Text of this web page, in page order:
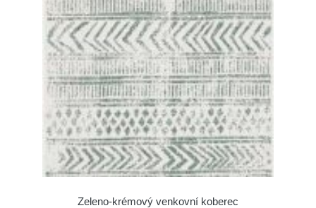
Zeleno-krémový venkovní koberec